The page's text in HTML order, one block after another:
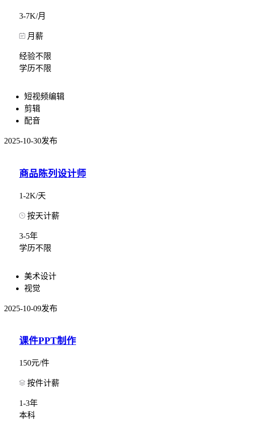
3-7K/月
月薪
经验不限
学历不限
短视频编辑
剪辑
配音
2025-10-30发布
商品陈列设计师
1-2K/天
按天计薪
3-5年
学历不限
美术设计
视觉
2025-10-09发布
课件PPT制作
150元/件
按件计薪
1-3年
本科